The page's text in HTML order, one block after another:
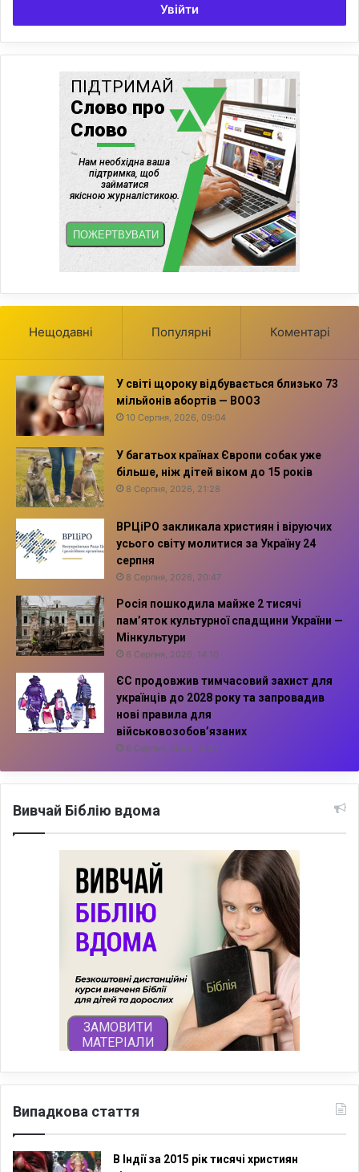
Увійти
Нещодавні Популярні Коментарі
У світі щороку відбувається близько 73
мільйонів абортів — ВООЗ
10 Серпня, 2026, 09:04
У багатьох країнах Європи собак уже
більше, ніж дітей віком до 15 років
8 Серпня, 2026, 21:28
ВРЦіРО закликала християн і віруючих
усього світу молитися за Україну 24
серпня
8 Серпня, 2026, 20:47
Росія пошкодила майже 2 тисячі
пам’яток культурної спадщини України —
Мінкультури
6 Серпня, 2026, 14:10
ЄС продовжив тимчасовий захист для
українців до 2028 року та запровадив
нові правила для
військовозобов’язаних
6 Серпня, 2026, 13:57
Вивчай Біблію вдома
Випадкова стаття
В Індії за 2015 рік тисячі християн